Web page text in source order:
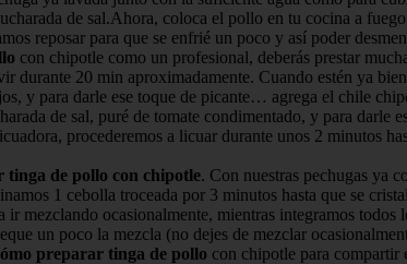
de sal.Ahora, coloca el pollo en tu cocina a
reposar para que se enfrié un poco y así poder
con chipotle como un profesional, deberás prestar
durante 20 min aproximadamente. Cuando estén ya
y para darle ese toque de picante… agrega el chile
de sal, puré de tomate condimentado, y para darle
procederemos a licuar durante unos 2 minutos
de pollo con chipotle. Con nuestras pechugas ya
1 cebolla troceada por 3 minutos hasta que se
mezclando ocasionalmente, mientras integramos todos
un poco la mezcla (no dejes de mezclar
preparar tinga de pollo con chipotle para compartir